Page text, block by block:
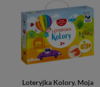
Loteryjka Kolory. Moja